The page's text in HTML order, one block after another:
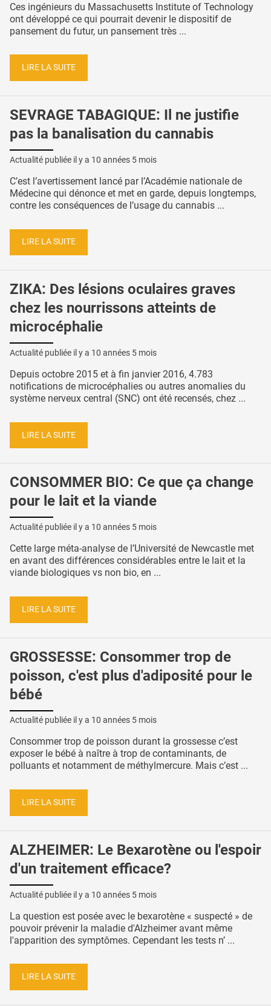
Ces ingénieurs du Massachusetts Institute of Technology
ont développé ce qui pourrait devenir le dispositif de
pansement du futur, un pansement très ...
LIRE LA SUITE
SEVRAGE TABAGIQUE: Il ne justifie
pas la banalisation du cannabis
Actualité publiée il y a 10 années 5 mois
C’est l’avertissement lancé par l’Académie nationale de
Médecine qui dénonce et met en garde, depuis longtemps,
contre les conséquences de l’usage du cannabis ...
LIRE LA SUITE
ZIKA: Des lésions oculaires graves
chez les nourrissons atteints de
microcéphalie
Actualité publiée il y a 10 années 5 mois
Depuis octobre 2015 et à fin janvier 2016, 4.783
notifications de microcéphalies ou autres anomalies du
système nerveux central (SNC) ont été recensés, chez ...
LIRE LA SUITE
CONSOMMER BIO: Ce que ça change
pour le lait et la viande
Actualité publiée il y a 10 années 5 mois
Cette large méta-analyse de l’Université de Newcastle met
en avant des différences considérables entre le lait et la
viande biologiques vs non bio, en ...
LIRE LA SUITE
GROSSESSE: Consommer trop de
poisson, c'est plus d'adiposité pour le
bébé
Actualité publiée il y a 10 années 5 mois
Consommer trop de poisson durant la grossesse c’est
exposer le bébé à naître à trop de contaminants, de
polluants et notamment de méthylmercure. Mais c’est ...
LIRE LA SUITE
ALZHEIMER: Le Bexarotène ou l'espoir
d'un traitement efficace?
Actualité publiée il y a 10 années 5 mois
La question est posée avec le bexarotène « suspecté » de
pouvoir prévenir la maladie d'Alzheimer avant même
l'apparition des symptômes. Cependant les tests n’ ...
LIRE LA SUITE